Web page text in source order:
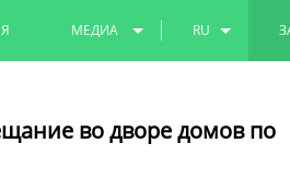
МЕДИА RU
во дворе домов по